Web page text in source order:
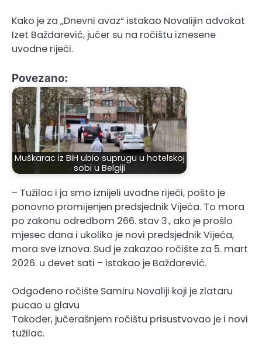
Kako je za „Dnevni avaz“ istakao Novalijin advokat
Izet Baždarević, jučer su na ročištu iznesene
uvodne riječi.
Povezano:
Muškarac iz BiH ubio suprugu u hotelskoj
sobi u Belgiji
– Tužilac i ja smo iznijeli uvodne riječi, pošto je
ponovno promijenjen predsjednik Vijeća. To mora
po zakonu odredbom 266. stav 3., ako je prošlo
mjesec dana i ukoliko je novi predsjednik Vijeća,
mora sve iznova. Sud je zakazao ročište za 5. mart
2026. u devet sati – istakao je Baždarević.
Odgođeno ročište Samiru Novaliji koji je zlataru
pucao u glavu
Također, jučerašnjem ročištu prisustvovao je i novi
tužilac.